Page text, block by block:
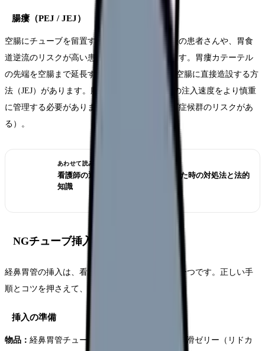
腸瘻（PEJ / JEJ）
空腸にチューブを留置する方法です。胃切除後の患者さんや、胃食
道逆流のリスクが高い患者さんに適応となります。胃瘻カテーテル
の先端を空腸まで延長する方法（PEG-J）や、空腸に直接造設する方
法（JEJ）があります。腸瘻の場合は、栄養剤の注入速度をより慎重
に管理する必要があります（下痢やダンピング症候群のリスクがあ
る）。
あわせて読みたい
看護師の退職交渉術｜引き止められた時の対処法と法的
知識
NGチューブ挿入の手順
経鼻胃管の挿入は、看護師が行う侵襲的手技の一つです。正しい手
順とコツを押さえて、安全に実施しましょう。
挿入の準備
物品： 経鼻胃管チューブ（成人：12〜16Fr）、潤滑ゼリー（リドカ